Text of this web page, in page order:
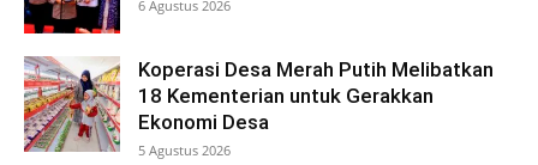
6 Agustus 2026
Koperasi Desa Merah Putih Melibatkan
18 Kementerian untuk Gerakkan
Ekonomi Desa
5 Agustus 2026